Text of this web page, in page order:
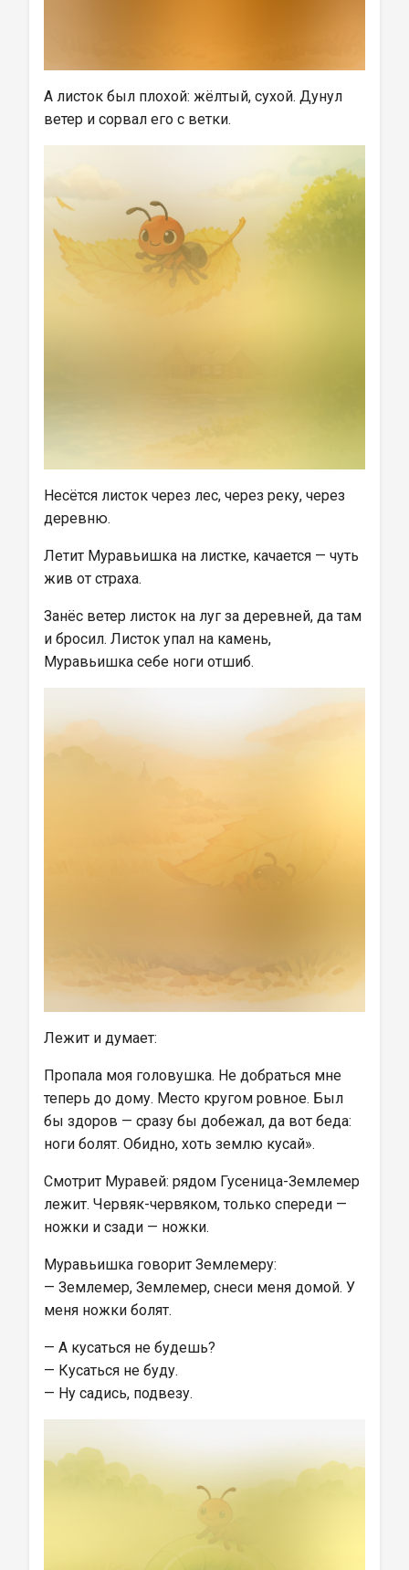
А листок был плохой: жёлтый, сухой. Дунул
ветер и сорвал его с ветки.
Несётся листок через лес, через реку, через
деревню.
Летит Муравьишка на листке, качается — чуть
жив от страха.
Занёс ветер листок на луг за деревней, да там
и бросил. Листок упал на камень,
Муравьишка себе ноги отшиб.
Лежит и думает:
Пропала моя головушка. Не добраться мне
теперь до дому. Место кругом ровное. Был
бы здоров — сразу бы добежал, да вот беда:
ноги болят. Обидно, хоть землю кусай».
Смотрит Муравей: рядом Гусеница-Землемер
лежит. Червяк-червяком, только спереди —
ножки и сзади — ножки.
Муравьишка говорит Землемеру:
— Землемер, Землемер, снеси меня домой. У
меня ножки болят.
— А кусаться не будешь?
— Кусаться не буду.
— Ну садись, подвезу.